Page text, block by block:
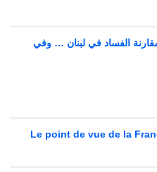
الفساد في لبنان … وفي
Le point de vue de la